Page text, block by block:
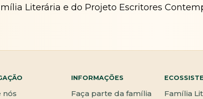
Literária e do Projeto Escritores
nós
INFORMAÇÕES
Faça parte da família
Família